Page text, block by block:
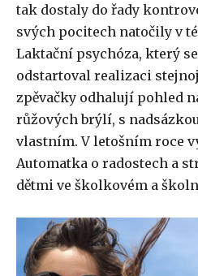
tak dostaly do řady
svých pocitech natočily v
Laktační psychóza, který
odstartoval realizaci
zpěvačky odhalují pohled
růžových brýlí, s
vlastním. V letošním roce
Automatka o radostech a
dětmi ve školkovém a